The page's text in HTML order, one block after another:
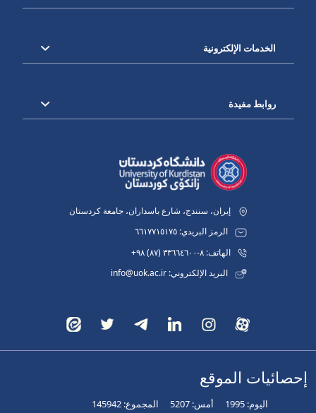
الخدمات الإلكترونية
روابط مفيدة
إيران، سنندج، شارع باسداران، جامعة كردستان
الرمز البريدي: ٦٦١٧٧١٥١٧٥
الهاتف: ٨-٣٣٦٦٤٦٠٠ (٨٧) ٩٨+
البريد الإلكتروني: info@uok.ac.ir
إحصائيات الموقع
اليوم: 1995 أمس: 5207 المجموع: 145942